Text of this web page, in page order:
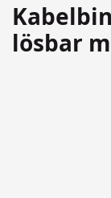
lösbar